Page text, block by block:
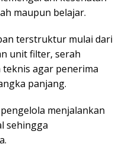
maupun belajar.
terstruktur mulai dari
unit filter, serah
agar penerima
panjang.
menjalankan
sehingga